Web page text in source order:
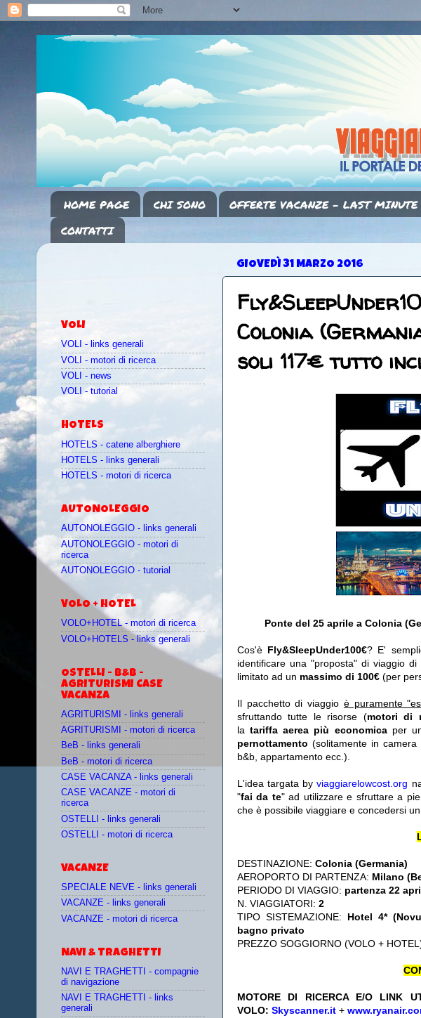
HOME PAGE CHI SONO OFFERTE VACANZE - LAST
CONTATTI
GIOVEDÌ 31 MARZO 2016
Colonia
soli 117€ tutto
Ponte del 25 aprile a Colonia
Cos'è Fly&SleepUnder100€? E'
identificare una "proposta" di viaggio di
limitato ad un massimo di 100€ (per
Il pacchetto di viaggio è puramente
sfruttando tutte le risorse (motori di
la tariffa aerea più economicaper
pernottamento (solitamente in
b&b, appartamento ecc.).
L'idea targata byviaggiarelowcost.org
"fai da te" ad utilizzare e sfruttare a
che è possibile viaggiare e concedersi
DESTINAZIONE: Colonia (Germania)
AEROPORTO DI PARTENZA: Milano
PERIODO DI VIAGGIO: partenza 22
N. VIAGGIATORI: 2
TIPO SISTEMAZIONE: Hotel 4*
bagno privato
PREZZO SOGGIORNO (VOLO +
MOTORE DI RICERCA E/O LINK
VOLO: Skyscanner.it +
VOLI
VOLI - links generali
VOLI - motori di ricerca
VOLI - news
VOLI - tutorial
HOTELS
HOTELS - catene alberghiere
HOTELS - links generali
HOTELS - motori di ricerca
AUTONOLEGGIO
AUTONOLEGGIO - links generali
AUTONOLEGGIO - motori di
ricerca
AUTONOLEGGIO - tutorial
VOLO + HOTEL
VOLO+HOTEL - motori di ricerca
VOLO+HOTELS - links generali
OSTELLI - B&B -
AGRITURISMI CASE
VACANZA
AGRITURISMI - links generali
AGRITURISMI - motori di ricerca
BeB - links generali
BeB - motori di ricerca
CASE VACANZA - links generali
CASE VACANZE - motori di
ricerca
OSTELLI - links generali
OSTELLI - motori di ricerca
VACANZE
SPECIALE NEVE - links generali
VACANZE - links generali
VACANZE - motori di ricerca
NAVI & TRAGHETTI
NAVI E TRAGHETTI - compagnie
di navigazione
NAVI E TRAGHETTI - links
generali